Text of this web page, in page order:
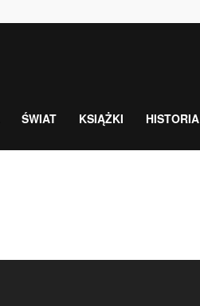
ŚWIAT KSIĄŻKI HISTORIA